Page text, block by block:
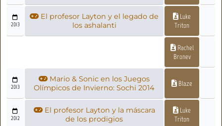
2013
El profesor Layton y el legado de
los ashalanti
Luke
Triton
Rachel
Bronev
2013
Mario & Sonic en los Juegos
Olímpicos de Invierno: Sochi 2014
Blaze
2012
El profesor Layton y la máscara
de los prodigios
Luke
Triton